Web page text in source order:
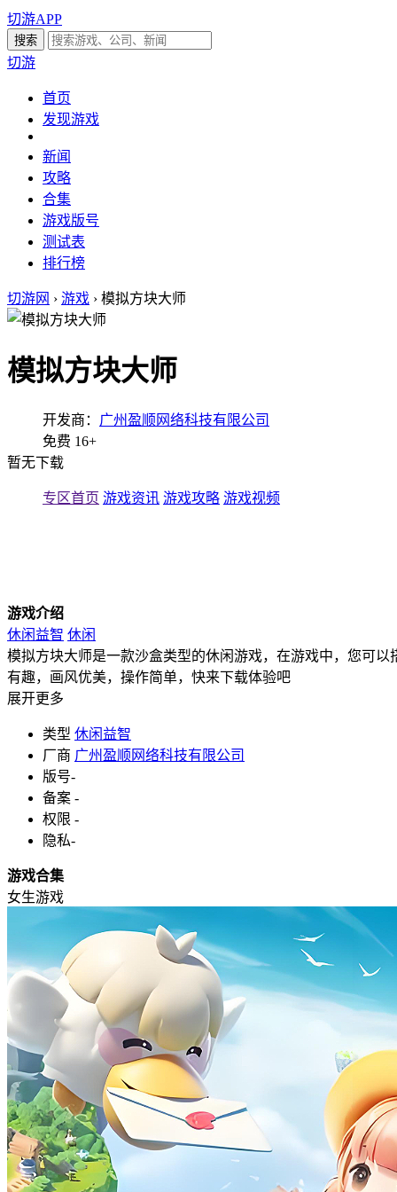
切游APP
切游
首页
发现游戏
新闻
攻略
合集
游戏版号
测试表
排行榜
切游网 › 游戏 › 模拟方块大师
模拟方块大师
开发商： 广州盈顺网络科技有限公司
免费 16+
暂无下载
专区首页 游戏资讯 游戏攻略 游戏视频
游戏介绍
休闲益智 休闲
模拟方块大师是一款沙盒类型的休闲游戏，在游戏中，您可
有趣，画风优美，操作简单，快来下载体验吧
展开更多
类型 休闲益智
厂商 广州盈顺网络科技有限公司
版号-
备案 -
权限 -
隐私-
游戏合集
女生游戏